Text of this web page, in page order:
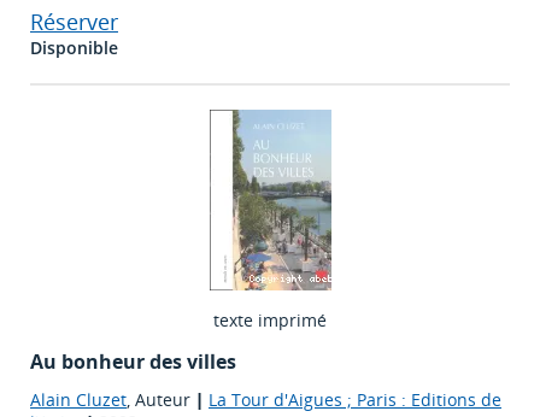
Réserver
Disponible
texte imprimé
Au bonheur des villes
Alain Cluzet, Auteur | La Tour d'Aigues ; Paris : Editions de